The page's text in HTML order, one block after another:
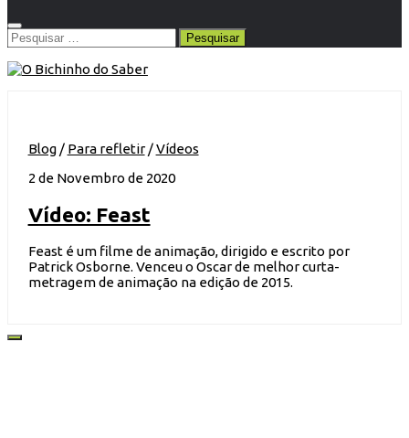
Pesquisar
por:
Blog/ Para refletir/Vídeos
2 de Novembro de 2020
Vídeo: Feast
Feast é um filme de animação, dirigido e escrito por
Patrick Osborne. Venceu o Oscar de melhor curta-
metragem de animação na edição de 2015.